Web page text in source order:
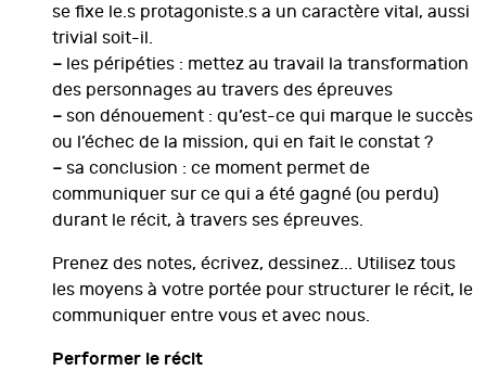
se fixe le.s protagoniste.s a un caractère vital, aussi
trivial soit-il.
– les péripéties : mettez au travail la transformation
des personnages au travers des épreuves
– son dénouement : qu’est-ce qui marque le succès
ou l’échec de la mission, qui en fait le constat ?
– sa conclusion : ce moment permet de
communiquer sur ce qui a été gagné (ou perdu)
durant le récit, à travers ses épreuves.
Prenez des notes, écrivez, dessinez... Utilisez tous
les moyens à votre portée pour structurer le récit, le
communiquer entre vous et avec nous.
Performer le récit